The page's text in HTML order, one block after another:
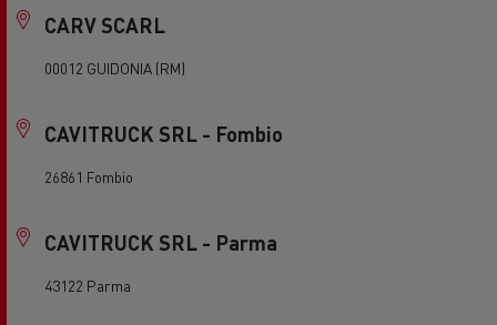
CARV SCARL
00012 GUIDONIA (RM)
CAVITRUCK SRL - Fombio
26861 Fombio
CAVITRUCK SRL - Parma
43122 Parma